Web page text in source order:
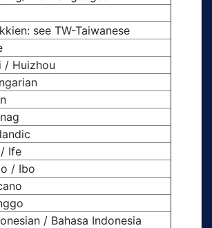
see TW-Taiwanese
/ Huizhou
Ife
/ Ibo
/ Bahasa Indonesia